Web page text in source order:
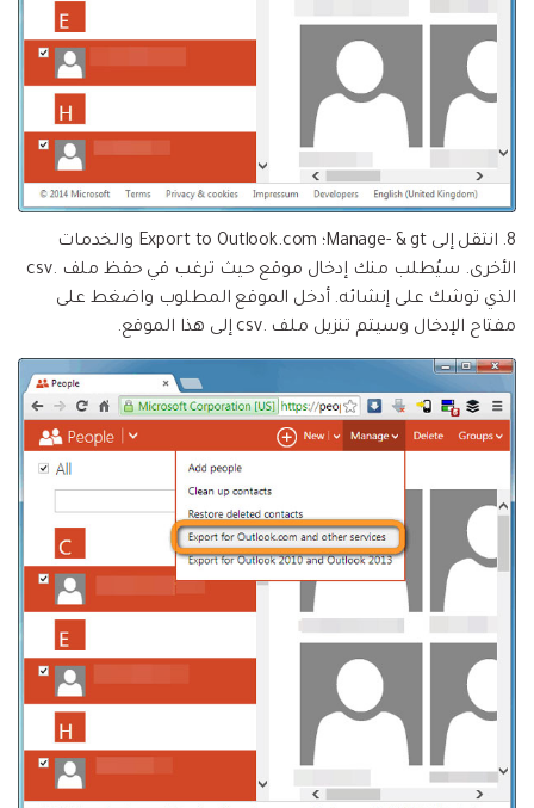
8. انتقل إلى Manage- & gt؛ Export to Outlook.com والخدمات
الأخرى. سيُطلب منك إدخال موقع حيث ترغب في حفظ ملف .csv
الذي توشك على إنشائه. أدخل الموقع المطلوب واضغط على
مفتاح الإدخال وسيتم تنزيل ملف .csv إلى هذا الموقع.